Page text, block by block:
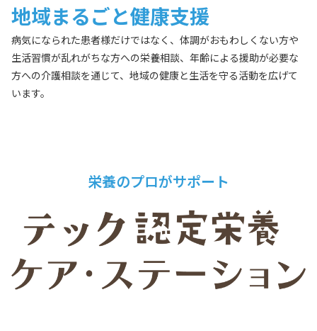
地域まるごと健康支援
病気になられた患者様だけではなく、体調がおもわしくない方や
生活習慣が乱れがちな方への栄養相談、年齢による援助が必要な
方への介護相談を通じて、地域の健康と生活を守る活動を広げて
います。
栄養のプロがサポート